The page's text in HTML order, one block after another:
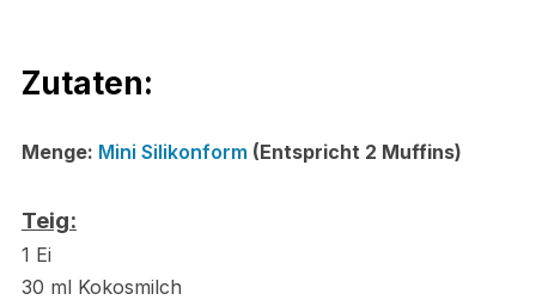
Zutaten:
Menge: Mini Silikonform (Entspricht 2 Muffins)
Teig:
1 Ei
30 ml Kokosmilch